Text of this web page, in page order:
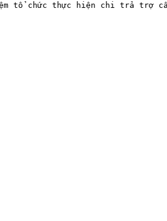
tổ chức thực hiện chi trả trợ